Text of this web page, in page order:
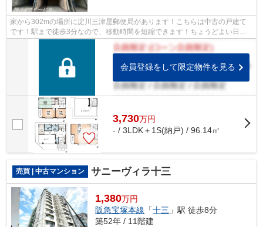
家から302mの場所に淀川三津屋郵便局があります！こちらは中古の戸建て
です！駅まで徒歩3分なので、移動時間を短縮できます！ちょうどよい日当
たりなのが東南側道路に面する物件です！...
会員登録をして限定物件を見る
3,730万円
- / 3LDK＋1S(納戸) / 96.14㎡
売買 | 中古マンション サニーヴィラ十三
1,380万円
阪急宝塚本線 「十三 」駅 徒歩8分
築52年 / 11階建